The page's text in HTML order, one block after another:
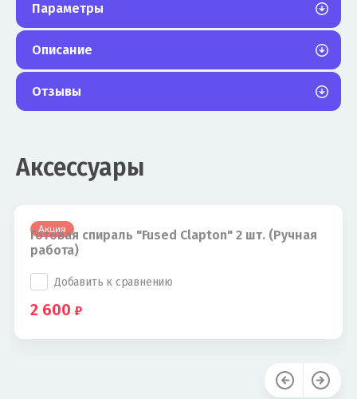
Параметры
Описание
Отзывы
Аксессуары
Акция
Готовая спираль "Fused Clapton" 2 шт. (Ручная
работа)
Добавить к сравнению
2 600